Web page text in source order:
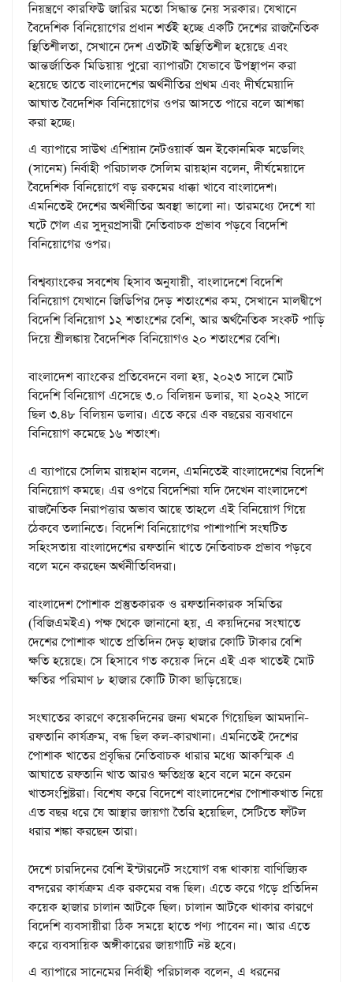
নিয়ন্ত্রণে কারফিউ জারির মতো সিদ্ধান্ত নেয় সরকার। যেখানে
বৈদেশিক বিনিয়োগের প্রধান শর্তই হচ্ছে একটি দেশের রাজনৈতিক
স্থিতিশীলতা, সেখানে দেশ এতটাই অস্থিতিশীল হয়েছে এবং
আন্তর্জাতিক মিডিয়ায় পুরো ব্যাপারটা যেভাবে উপস্থাপন করা
হয়েছে তাতে বাংলাদেশের অর্থনীতির প্রথম এবং দীর্ঘমেয়াদি
আঘাত বৈদেশিক বিনিয়োগের ওপর আসতে পারে বলে আশঙ্কা
করা হচ্ছে।
এ ব্যাপারে সাউথ এশিয়ান নেটওয়ার্ক অন ইকোনমিক মডেলিং
(সানেম) নির্বাহী পরিচালক সেলিম রায়হান বলেন, দীর্ঘমেয়াদে
বৈদেশিক বিনিয়োগে বড় রকমের ধাক্কা খাবে বাংলাদেশ।
এমনিতেই দেশের অর্থনীতির অবস্থা ভালো না। তারমধ্যে দেশে যা
ঘটে গেল এর সুদূরপ্রসারী নেতিবাচক প্রভাব পড়বে বিদেশি
বিনিয়োগের ওপর।
বিশ্বব্যাংকের সবশেষ হিসাব অনুযায়ী, বাংলাদেশে বিদেশি
বিনিয়োগ যেখানে জিডিপির দেড় শতাংশের কম, সেখানে মালদ্বীপে
বিদেশি বিনিয়োগ ১২ শতাংশের বেশি, আর অর্থনৈতিক সংকট পাড়ি
দিয়ে শ্রীলঙ্কায় বৈদেশিক বিনিয়োগও ২০ শতাংশের বেশি।
বাংলাদেশ ব্যাংকের প্রতিবেদনে বলা হয়, ২০২৩ সালে মোট
বিদেশি বিনিয়োগ এসেছে ৩.০ বিলিয়ন ডলার, যা ২০২২ সালে
ছিল ৩.৪৮ বিলিয়ন ডলার। এতে করে এক বছরের ব্যবধানে
বিনিয়োগ কমেছে ১৬ শতাংশ।
এ ব্যাপারে সেলিম রায়হান বলেন, এমনিতেই বাংলাদেশের বিদেশি
বিনিয়োগ কমছে। এর ওপরে বিদেশিরা যদি দেখেন বাংলাদেশে
রাজনৈতিক নিরাপত্তার অভাব আছে তাহলে এই বিনিয়োগ গিয়ে
ঠেকবে তলানিতে। বিদেশি বিনিয়োগের পাশাপাশি সংঘটিত
সহিংসতায় বাংলাদেশের রফতানি খাতে নেতিবাচক প্রভাব পড়বে
বলে মনে করছেন অর্থনীতিবিদরা।
বাংলাদেশ পোশাক প্রস্তুতকারক ও রফতানিকারক সমিতির
(বিজিএমইএ) পক্ষ থেকে জানানো হয়, এ কয়দিনের সংঘাতে
দেশের পোশাক খাতে প্রতিদিন দেড় হাজার কোটি টাকার বেশি
ক্ষতি হয়েছে। সে হিসাবে গত কয়েক দিনে এই এক খাতেই মোট
ক্ষতির পরিমাণ ৮ হাজার কোটি টাকা ছাড়িয়েছে।
সংঘাতের কারণে কয়েকদিনের জন্য থমকে গিয়েছিল আমদানি-
রফতানি কার্যক্রম, বন্ধ ছিল কল-কারখানা। এমনিতেই দেশের
পোশাক খাতের প্রবৃদ্ধির নেতিবাচক ধারার মধ্যে আকস্মিক এ
আঘাতে রফতানি খাত আরও ক্ষতিগ্রস্ত হবে বলে মনে করেন
খাতসংশ্লিষ্টরা। বিশেষ করে বিদেশে বাংলাদেশের পোশাকখাত নিয়ে
এত বছর ধরে যে আস্থার জায়গা তৈরি হয়েছিল, সেটিতে ফাঁটল
ধরার শঙ্কা করছেন তারা।
দেশে চারদিনের বেশি ইন্টারনেট সংযোগ বন্ধ থাকায় বাণিজ্যিক
বন্দরের কার্যক্রম এক রকমের বন্ধ ছিল। এতে করে গড়ে প্রতিদিন
কয়েক হাজার চালান আটকে ছিল। চালান আটকে থাকার কারণে
বিদেশি ব্যবসায়ীরা ঠিক সময়ে হাতে পণ্য পাবেন না। আর এতে
করে ব্যবসায়িক অঙ্গীকারের জায়গাটি নষ্ট হবে।
এ ব্যাপারে সানেমের নির্বাহী পরিচালক বলেন, এ ধরনের